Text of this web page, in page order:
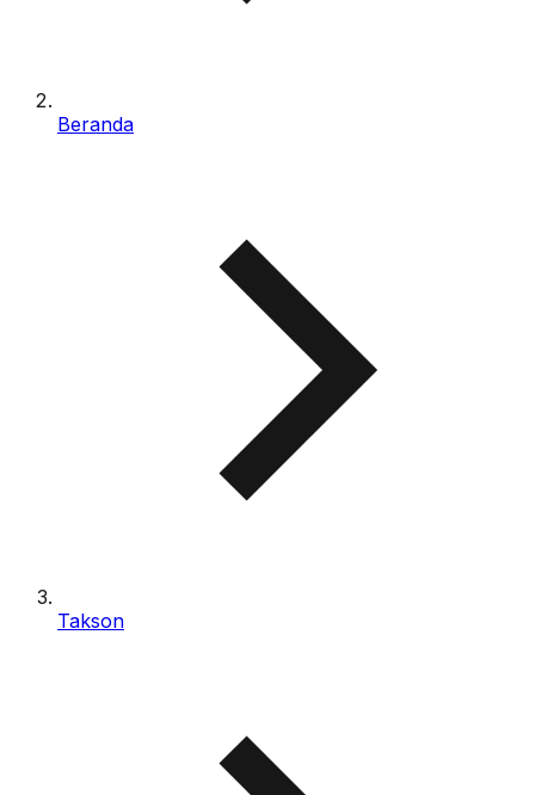
Beranda
Takson